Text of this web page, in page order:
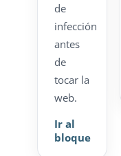
de
infección
antes
de
tocar la
web.
Ir al
bloque